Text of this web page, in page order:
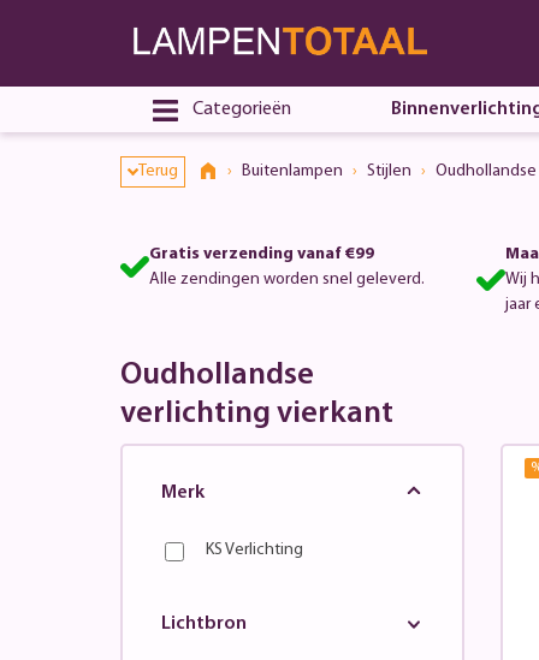
Categorieën
Terug Buitenlampen Stijlen
Gratis verzending vanaf €99
Alle zendingen worden snel geleverd.
Wij
jaar
Oudhollandse
verlichting vierkant
Merk
KS Verlichting
Lichtbron